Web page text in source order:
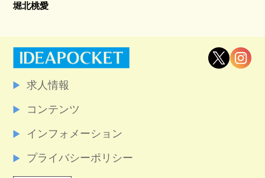
堀北桃愛
求人情報
コンテンツ
インフォメーション
プライバシーポリシー